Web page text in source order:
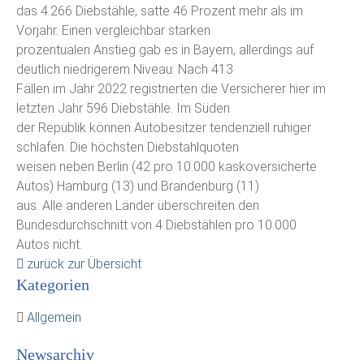
das 4.266 Diebstähle, satte 46 Prozent mehr als im
Vorjahr. Einen vergleichbar starken
prozentualen Anstieg gab es in Bayern, allerdings auf
deutlich niedrigerem Niveau: Nach 413
Fällen im Jahr 2022 registrierten die Versicherer hier im
letzten Jahr 596 Diebstähle. Im Süden
der Republik können Autobesitzer tendenziell ruhiger
schlafen. Die höchsten Diebstahlquoten
weisen neben Berlin (42 pro 10.000 kaskoversicherte
Autos) Hamburg (13) und Brandenburg (11)
aus. Alle anderen Länder überschreiten den
Bundesdurchschnitt von 4 Diebstählen pro 10.000
Autos nicht.
zurück zur Übersicht
Kategorien
Allgemein
Newsarchiv